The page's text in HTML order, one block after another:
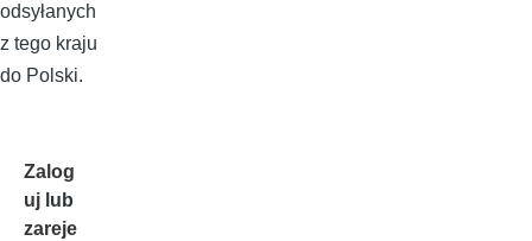
odsyłanych
z tego kraju
do Polski.
Zalog
uj lub
zareje